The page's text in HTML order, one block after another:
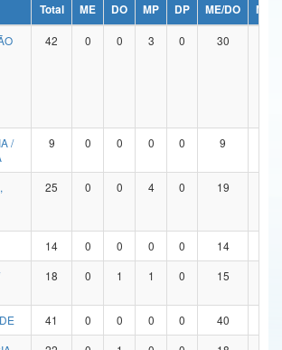
Inovações e Comunicações
Regional
e dos Direitos Humanos
Total ME DO MP DP ME/DO
MP/
42 0 0 3 0 30
/
9 0 0 0 0 9
25 0 0 4 0 19
14 0 0 0 0 14
18 0 1 1 0 15
41 0 0 0 0 40